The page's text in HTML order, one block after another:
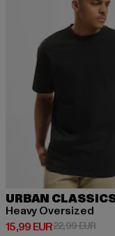
URBAN
Heavy Oversized
15,99 EUR
Derzeitiger Preis: 15,99
22,99 EUR